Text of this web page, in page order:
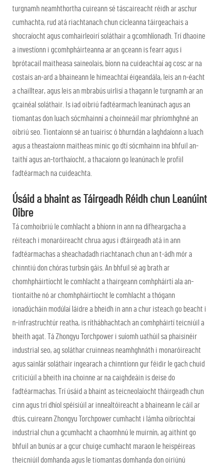
turgnamh neamhthortha cuireann sé táscaireacht réidh ar aschur
cumhachta, rud atá riachtanach chun cícleanna táirgeachais a
shocraíocht agus comhairleoirí soláthair a gcomhlíonadh. Trí dhaoine
a investíonn i gcomhpháirteanna ar an gceann is fearr agus i
bprótacail maitheasa saineolais, bíonn na cuideachtaí ag cosc ar na
costais an-ard a bhaineann le himeachtaí éigeandála, leis an n-éacht
a chailltear, agus leis an mbrabús uirlisí a thagann le turgnamh ar an
gcainéal soláthair. Is iad oibriú fadtéarmach leanúnach agus an
tiomantas don luach sócmhainní a choinneáil mar phríomhghné an
oibriú seo. Tiontaíonn sé an tuairisc ó bhurndán a laghdaíonn a luach
agus a theastaíonn maitheas minic go dtí sócmhainn ina bhfuil an-
taithí agus an-torthaíocht, a thacaíonn go leanúnach le profiil
fadtéarmach na cuideachta.
Úsáid a bhaint as Táirgeadh Réidh chun Leanúint
Oibre
Tá comhoibriú le comhlacht a bhíonn in ann na dífheargacha a
réiteach i monaróireacht chrua agus i dtáirgeadh atá in ann
fadtéarmachas a sheachadadh riachtanach chun an t-ádh mór a
chinntiú don chóras turbsín gáis. An bhfuil sé ag brath ar
chomhpháirtíocht le comhlacht a thairgeann comhpháirtí ala an-
tiontaithe nó ar chomhpháirtíocht le comhlacht a thógann
ionadúcháin modúlaí láidre a bheidh in ann a chur isteach go beacht i
n-infrastruchtúr reatha, is ríthábhachtach an comhpháirtí teicniúil a
bheith agat. Tá Zhongyu Torchpower i suíomh uathúil sa phaisinéir
industrial seo, ag soláthar cruinneas neamhghnáth i monaróireacht
agus sainlár soláthair ingearach a chinntíonn gur féidir le gach chuid
criticiúil a bheith ina choinne ar na caighdeáin is deise do
fadtéarmachas. Trí úsáid a bhaint as teicneolaíocht tháirgeadh chun
cinn agus trí dhíol spéisiúil ar innealtóireacht a bhaineann le cáil ar
dtús, cuireann Zhongyu Torchpower cumhacht i lámha oibríochtaí
industrial chun a gcumhacht a chaomhnú le muirnín, ag aithint go
bhfuil an bunús ar a gcur chuige cumhacht maraon le heispéireas
theicniúil domhanda agus le tiomantas domhanda don oiriúnú